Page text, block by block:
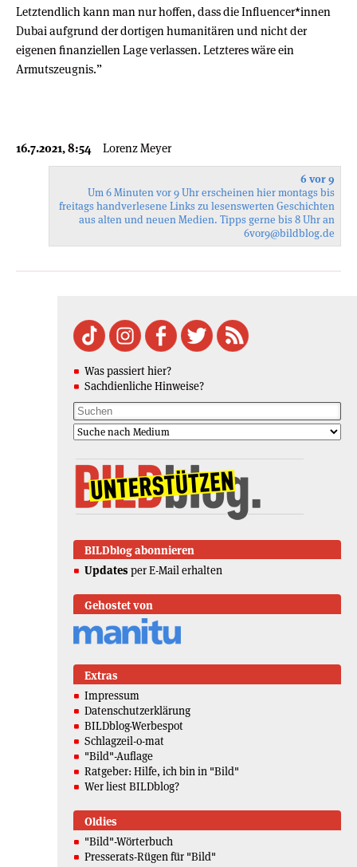
Letztendlich kann man nur hoffen, dass die Influencer*innen
Dubai aufgrund der dortigen humanitären und nicht der
eigenen finanziellen Lage verlassen. Letzteres wäre ein
Armutszeugnis.”
16.7.2021, 8:54 Lorenz Meyer
6 vor 9
Um 6 Minuten vor 9 Uhr erscheinen hier montags bis
freitags handverlesene Links zu lesenswerten Geschichten
aus alten und neuen Medien. Tipps gerne bis 8 Uhr an
6vor9@bildblog.de
Was passiert hier?
Sachdienliche Hinweise?
BILDblog abonnieren
Updates per E-Mail erhalten
Gehostet von
Extras
Impressum
Datenschutzerklärung
BILDblog-Werbespot
Schlagzeil-o-mat
"Bild"-Auflage
Ratgeber: Hilfe, ich bin in "Bild"
Wer liest BILDblog?
Oldies
"Bild"-Wörterbuch
Presserats-Rügen für "Bild"